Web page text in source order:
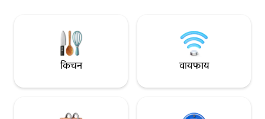
वास्तव्यासाठी आदर्श आहे आरामदायक बेड्स, एसी,
वाय-फाय आणि आनंददायी वास्तव्यासाठी सर्व
आवश्यक गोष्टींसह सुसज्ज
किचन वायफाय